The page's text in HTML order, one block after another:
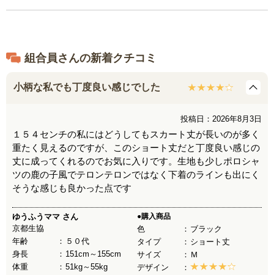
組合員さんの新着クチコミ
小柄な私でも丁度良い感じでした
投稿日：2026年8月3日
１５４センチの私にはどうしてもスカート丈が長いのが多く
重たく見えるのですが、このショート丈だと丁度良い感じの
丈に成ってくれるのでお気に入りです。生地も少しポロシャ
ツの鹿の子風でテロンテロンではなく下着のラインも出にく
そうな感じも良かった点です
ゆうふうママ さん
京都生協
年齢
５０代
身長
151cm～155cm
体重
51kg～55kg
●購入商品
色
ブラック
タイプ
ショート丈
サイズ
Ｍ
デザイン